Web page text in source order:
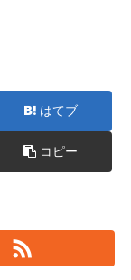
はてブ
コピー